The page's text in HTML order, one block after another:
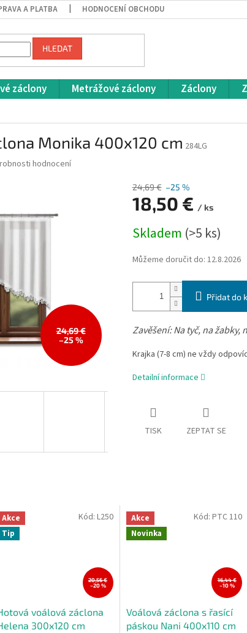
A PLATBA HODNOCENÍ OBCHODU
HLEDAT
záclony Metrážové záclony Záclony
Monika 400x120 cm 284LG
hodnocení
24,69 €
–25 %
24,69 € –25 %
18,50 € / ks
cena:
Skladem (>5 ks)
Můžeme doručit do: 12.8.2026
Přidat do
Zavěšení:Na tyč, na žabky,
Krajka (7-8 cm) ne vždy
Detailní informace
TISK ZEPTAT SE
Akce
Tip
20,56 €
–20 %
voálová záclona
300x120 cm
Kód: L250
Akce
Novinka
16,44 €
–10 %
Voálová záclona s řasící
páskou Nani 400x110 cm
Kód:PTC 110